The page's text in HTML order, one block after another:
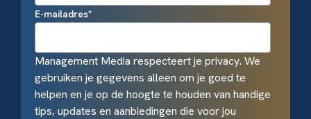
E-mailadres*
Management Media respecteert je privacy. We
gebruiken je gegevens alleen om je goed te
helpen en je op de hoogte te houden van handige
tips, updates en aanbiedingen die voor jou